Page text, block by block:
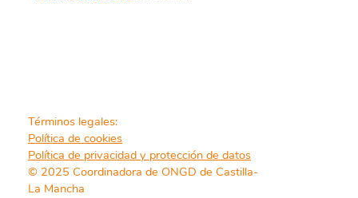
Términos legales:
Política de cookies
Política de privacidad y protección de datos
© 2025 Coordinadora de ONGD de Castilla-
La Mancha